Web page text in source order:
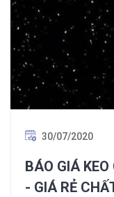
30/07/2020
BÁO GIÁ
- GIÁ RẺ